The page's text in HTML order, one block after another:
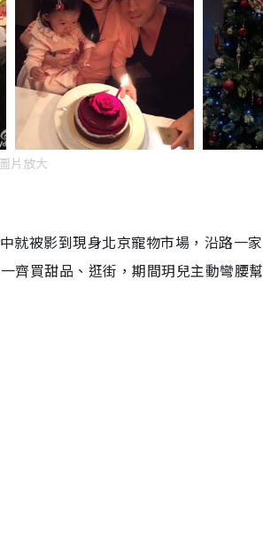
片放大
就被影到現身北京寵物市場，沿路一
齊買甜品、逛街，期間玥兒主動彎腰